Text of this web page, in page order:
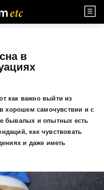
в
как важно выйти из
хорошем самочувствии и с
бывалых и опытных есть
как чувствовать
и даже иметь